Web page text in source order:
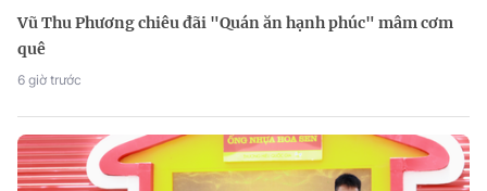
Vũ Thu Phương chiêu đãi "Quán ăn hạnh phúc" mâm cơm
quê
6 giờ trước